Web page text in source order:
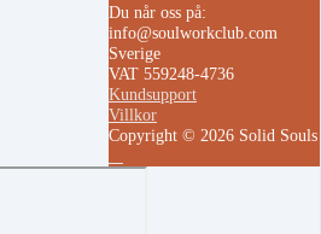
Du når oss på:
info@soulworkclub.com
Sverige
VAT 559248-4736
Kundsupport
Villkor
Copyright © 2026 Solid